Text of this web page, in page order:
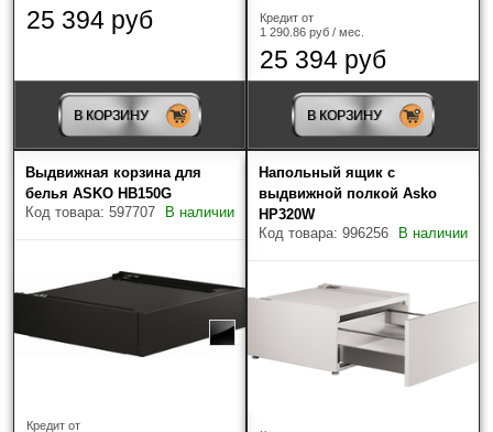
25 394 руб
В КОРЗИНУ
Кредит от
1 290.86 руб / мес.
25 394 руб
В КОРЗИНУ
Выдвижная корзина для
белья ASKO HB150G
Код товара: 597707
В наличии
Кредит от
Напольный ящик с
выдвижной полкой Asko
HP320W
Код товара: 996256
В наличии